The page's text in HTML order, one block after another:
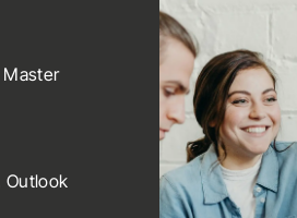
Master
Outlook